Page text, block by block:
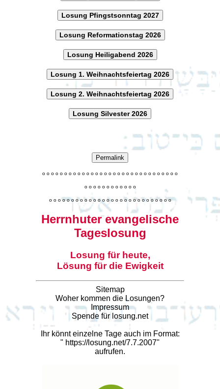
Losung Pfingstsonntag 2027
Losung Reformationstag 2026
Losung Heiligabend 2026
Losung 1. Weihnachtsfeiertag 2026
Losung 2. Weihnachtsfeiertag 2026
Losung Silvester 2026
Permalink
o o o o o o o o o o o o o o o o o o o o o o o o o o o o o o o
o o o o o o o o o o o o
o o o o o o o o o o o o o o o o o o o o o o o o o o o o
Herrnhuter evangelische
Tageslosung
Losung für heute,
Lösung für die Ewigkeit
Sitemap
Woher kommen die Losungen?
Impressum
Spende für losung.net
Ihr könnt einzelne Tage auch im Format:
" https://losung.net/7.7.2007"
aufrufen.